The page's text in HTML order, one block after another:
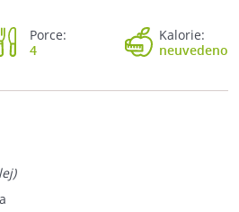
Porce:
4
Kalorie:
neuvedeno